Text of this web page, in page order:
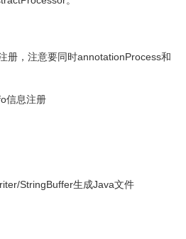
，注意要同时annotationProcess和
信息注册
StringBuffer生成Java文件